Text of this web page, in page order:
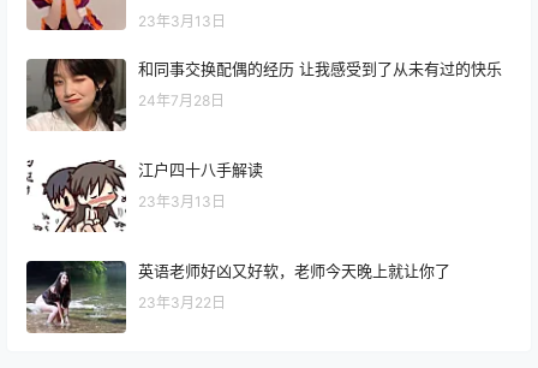
23年3月13日
和同事交换配偶的经历 让我感受到了从未有过的快乐
24年7月28日
江户四十八手解读
23年3月13日
英语老师好凶又好软，老师今天晚上就让你了
23年3月22日